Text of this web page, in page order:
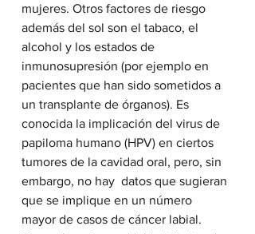
mujeres. Otros factores de riesgo
además del sol son el tabaco, el
alcohol y los estados de
inmunosupresión (por ejemplo en
pacientes que han sido sometidos a
un transplante de órganos). Es
conocida la implicación del virus de
papiloma humano (HPV) en ciertos
tumores de la cavidad oral, pero, sin
embargo, no hay  datos que sugieran
que se implique en un número
mayor de casos de cáncer labial.